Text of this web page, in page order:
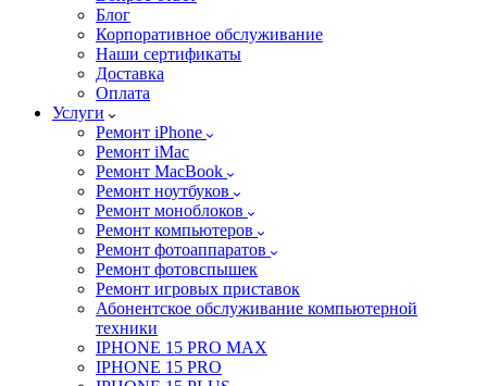
Блог
Корпоративное обслуживание
Наши сертификаты
Доставка
Оплата
Услуги
Ремонт iPhone
Ремонт iMac
Ремонт MacBook
Ремонт ноутбуков
Ремонт моноблоков
Ремонт компьютеров
Ремонт фотоаппаратов
Ремонт фотовспышек
Ремонт игровых приставок
Абонентское обслуживание компьютерной
техники
IPHONE 15 PRO MAX
IPHONE 15 PRO